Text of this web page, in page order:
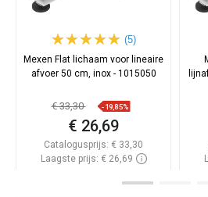
(5)
Mexen Flat lichaam voor lineaire
afvoer 50 cm, inox - 1015050
€ 33,30 -19,85%
€ 26,69
Catalogusprijs: € 33,30
Laagste prijs: € 26,69